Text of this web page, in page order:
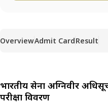
OverviewAdmit CardResult
भारतीय सेना अग्निवीर
परीक्षा विवरण